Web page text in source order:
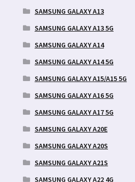
SAMSUNG GALAXY A13
SAMSUNG GALAXY A13 5G
SAMSUNG GALAXY A14
SAMSUNG GALAXY A14 5G
SAMSUNG GALAXY A15/A15 5G
SAMSUNG GALAXY A16 5G
SAMSUNG GALAXY A17 5G
SAMSUNG GALAXY A20E
SAMSUNG GALAXY A20S
SAMSUNG GALAXY A21S
SAMSUNG GALAXY A22 4G